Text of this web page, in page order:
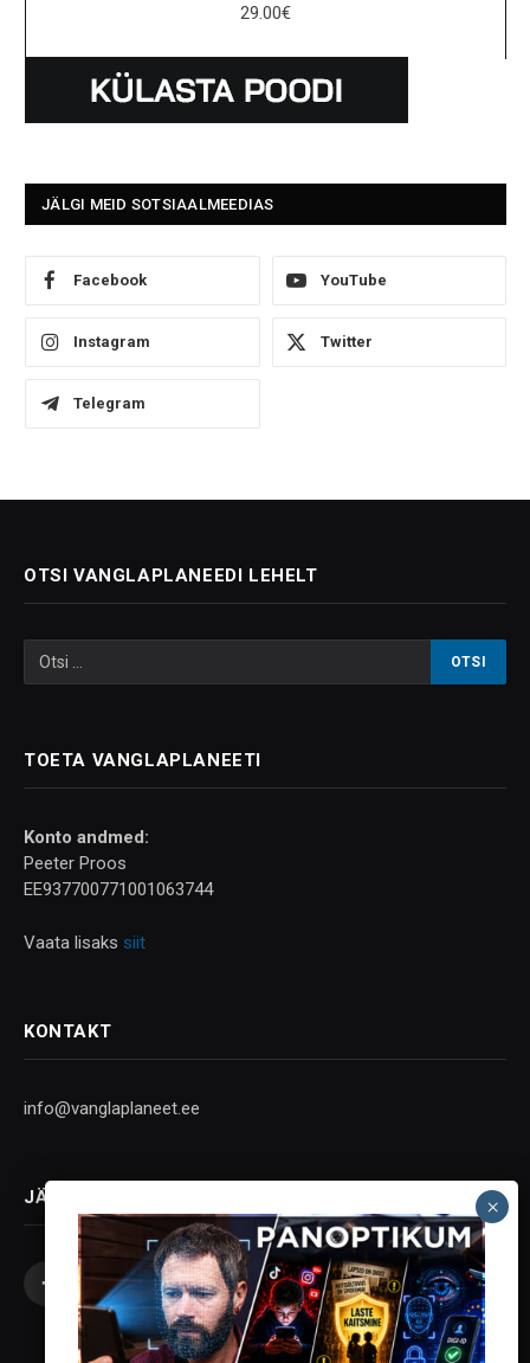
29.00€
JÄLGI MEID SOTSIAALMEEDIAS
Facebook YouTube
Instagram Twitter
Telegram
OTSI VANGLAPLANEEDI LEHELT
TOETA VANGLAPLANEETI
Konto andmed:
Peeter Proos
EE937700771001063744
Vaata lisaks siit
KONTAKT
info@vanglaplaneet.ee
JÄLGI SOTSIAALMEEDIAS
Facebook
X
(Twitter)
InstagramYouTubeTelegram